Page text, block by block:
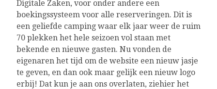
Digitale Zaken, voor onder andere een
boekingssysteem voor alle reserveringen. Dit is
een geliefde camping waar elk jaar weer de ruim
70 plekken het hele seizoen vol staan met
bekende en nieuwe gasten. Nu vonden de
eigenaren het tijd om de website een nieuw jasje
te geven, en dan ook maar gelijk een nieuw logo
erbij! Dat kun je aan ons overlaten, ziehier het